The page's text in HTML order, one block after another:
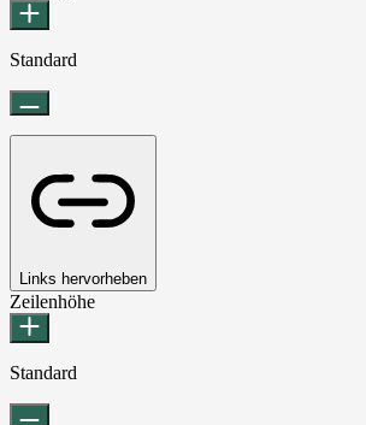
Standard
Links hervorheben
Zeilenhöhe
Standard